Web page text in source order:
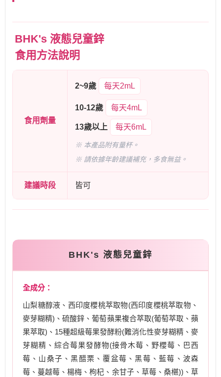
BHK's 液態兒童鋅
食用方法說明
食用劑量
2~9歲 每天2mL
10-12歲 每天4mL
13歲以上 每天6mL
※ 本產品附有量杯。
※ 請依據年齡建議補充，多食無益。
建議時段 皆可
BHK's 液態兒童鋅
全成分：
山梨糖醇液、西印度櫻桃萃取物(西印度櫻桃萃取物、
麥芽糊精)、硫酸鋅、葡萄蘋果複合萃取(葡萄萃取、蘋
果萃取)、15種超級莓果發酵粉(難消化性麥芽糊精、麥
芽糊精、綜合莓果發酵物(接骨木莓、野櫻莓、巴西
莓、山桑子、黑醋栗、覆盆莓、黑莓、藍莓、波森
莓、蔓越莓、楊梅、枸杞、余甘子、草莓、桑椹))、草